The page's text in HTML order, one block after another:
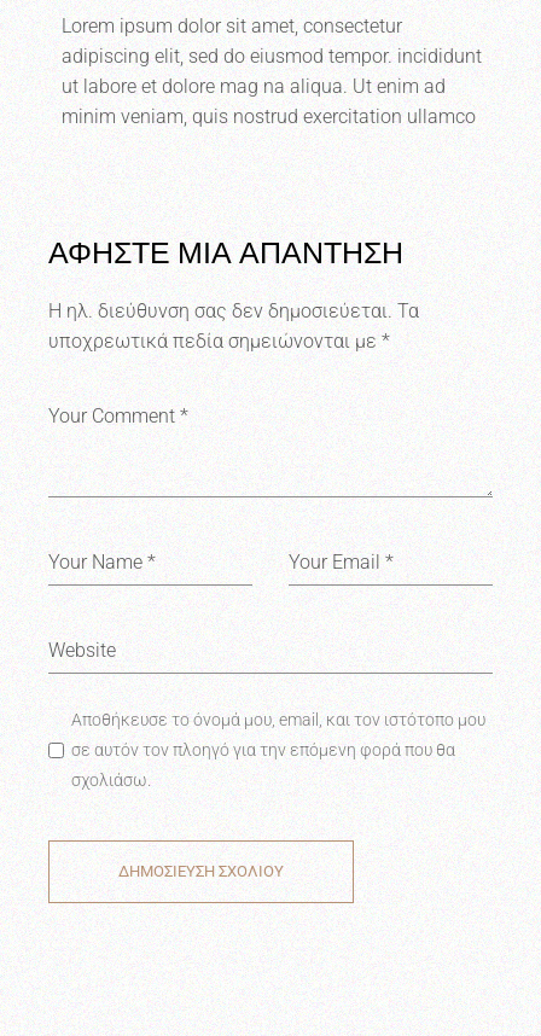
Lorem ipsum dolor sit amet, consectetur
adipiscing elit, sed do eiusmod tempor. incididunt
ut labore et dolore mag na aliqua. Ut enim ad
minim veniam, quis nostrud exercitation ullamco
ΑΦΗΣΤΕ ΜΙΑ ΑΠΑΝΤΗΣΗ
Η ηλ. διεύθυνση σας δεν δημοσιεύεται. Τα
υποχρεωτικά πεδία σημειώνονται με*
Αποθήκευσε το όνομά μου, email, και τον ιστότοπο μου
σε αυτόν τον πλοηγό για την επόμενη φορά που θα
σχολιάσω.
ΔΗΜΟΣΙΕΥΣΗ ΣΧΟΛΙΟΥ